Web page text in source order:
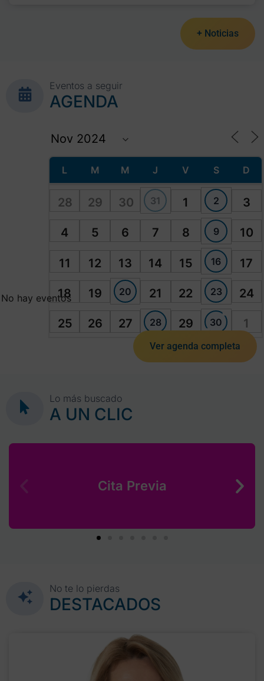
+ Noticias
Eventos a seguir
AGENDA
L M M J V S D
28 29 30 31 1 2 3
4 5 6 7 8 9 10
11 12 13 14 15 16 17
18 19 20 21 22 23 24
25 26 27 28 29 30 1
No hay eventos
Ver agenda completa
Lo más buscado
A UN CLIC
Cita Previa
No te lo pierdas
DESTACADOS